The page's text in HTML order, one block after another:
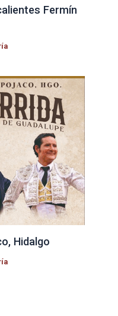
Fermín
Hidalgo